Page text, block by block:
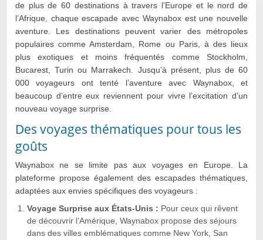
de plus de 60 destinations à travers l’Europe et le nord de
l’Afrique, chaque escapade avec Waynabox est une nouvelle
aventure. Les destinations peuvent varier des métropoles
populaires comme Amsterdam, Rome ou Paris, à des lieux
plus exotiques et moins fréquentés comme Stockholm,
Bucarest, Turin ou Marrakech. Jusqu’à présent, plus de 60
000 voyageurs ont tenté l’aventure avec Waynabox, et
beaucoup d’entre eux reviennent pour vivre l’excitation d’un
nouveau voyage surprise.
Des voyages thématiques pour tous les
goûts
Waynabox ne se limite pas aux voyages en Europe. La
plateforme propose également des escapades thématiques,
adaptées aux envies spécifiques des voyageurs :
Voyage Surprise aux États-Unis : Pour ceux qui rêvent
de découvrir l’Amérique, Waynabox propose des séjours
dans des villes emblématiques comme New York, San